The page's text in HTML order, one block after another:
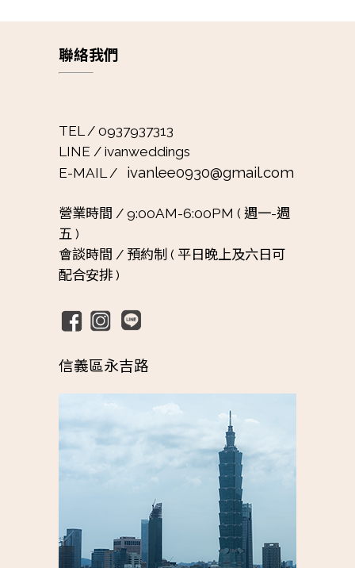
聯絡我們
TEL / 0937937313
LINE / ivanweddings
E-MAIL / ivanlee0930@gmail.com
營業時間 / 9:00AM-6:00PM ( 週一-週
五 )
會談時間 / 預約制 ( 平日晚上及六日可
配合安排 )
信義區永吉路